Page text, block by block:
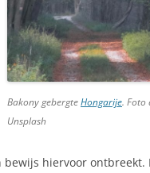
Bakony gebergteHongarije. Foto
Unsplash
bewijs hiervoor ontbreekt.